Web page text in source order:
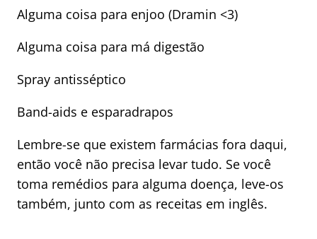
Alguma coisa para enjoo (Dramin <3)
Alguma coisa para má digestão
Spray antisséptico
Band-aids e esparadrapos
Lembre-se que existem farmácias fora daqui,
então você não precisa levar tudo. Se você
toma remédios para alguma doença, leve-os
também, junto com as receitas em inglês.